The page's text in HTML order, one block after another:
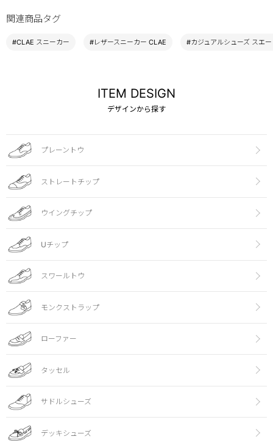
関連商品タグ
#CLAE スニーカー #レザースニーカー CLAE #カジュアルシューズ スエ
ITEM DESIGN
デザインから探す
プレーントウ
ストレートチップ
ウイングチップ
Uチップ
スワールトウ
モンクストラップ
ローファー
タッセル
サドルシューズ
デッキシューズ